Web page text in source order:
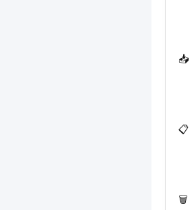
📥
📋
🗑️